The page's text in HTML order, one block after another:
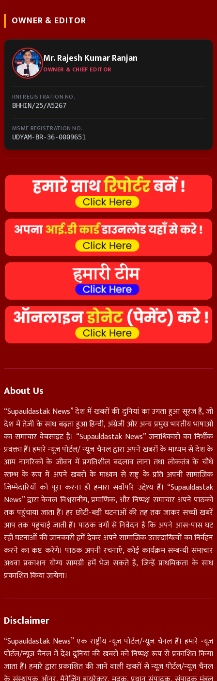
OWNER & EDITOR
Mr. Rajesh Kumar Ranjan
OWNER & CHIEF EDITOR
RNI REGISTRATION NO.
BHHIN/25/A5267
MSME REGISTRATION NO.
UDYAM-BR-36-0009651
About Us
“Supauldastak News” देश में खबरों की दुनियां का उगता हुआ सूरज हैं, जो
देश में तेज़ी के साथ बढ़ता हुआ हिन्दी, अंग्रेजी और अन्य प्रमुख भारतीय भाषाओं
का समाचार वेबसाइट हैं। “Supauldastak News” जनाधिकारों का निर्भीक
प्रवक्ता हैं। हमारे न्यूज़ पोर्टल/ न्यूज़ चैनल द्वारा अपने खबरों के माध्यम से देश के
आम नागरिकों के जीवन में प्रगतिशील बदलाव लाना तथा लोकतंत्र के चौथे
स्तम्भ के रूप में अपने खबरों के माध्यम से राष्ट्र के प्रति अपनी सामाजिक
जिम्मेदारियों को पूरा करना ही हमारा सर्वोपरि उद्देश्य हैं। “Supauldastak
News” द्वारा केवल विश्वसनीय, प्रमाणिक, और निष्पक्ष समाचार अपने पाठकों
तक पहुंचाया जाता हैं। हर छोटी-बड़ी घटनाओं की तह तक जाकर सच्ची खबरें
आप तक पहुंचाई जाती हैं। पाठक वर्गों से निवेदन हैं कि अपने आस-पास घट
रही घटनाओं की जानकारी हमें देकर अपने सामाजिक उत्तरदायित्वों का निर्वहन
करने का कष्ट करेंगे। पाठक अपनी रचनाएँ, कोई कार्यक्रम सम्बन्धी समाचार
अथवा प्रकाशन योग्य सामग्री हमें भेज सकते हैं, जिन्हें प्राथमिकता के साथ
प्रकाशित किया जायेगा।
Disclaimer
“Supauldastak News” एक राष्ट्रीय न्यूज़ पोर्टल/न्यूज़ चैनल हैं। हमारे न्यूज़
पोर्टल/न्यूज चैनल में देश दुनियां की खबरों को निष्पक्ष रूप से प्रकाशित किया
जाता हैं। हमारे द्वारा प्रकाशित की जाने वाली खबरों से न्यूज़ पोर्टल/न्यूज़ चैनल